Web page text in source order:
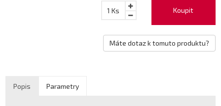
Koupit
1 Ks
Máte dotaz k tomuto produktu?
Popis Parametry